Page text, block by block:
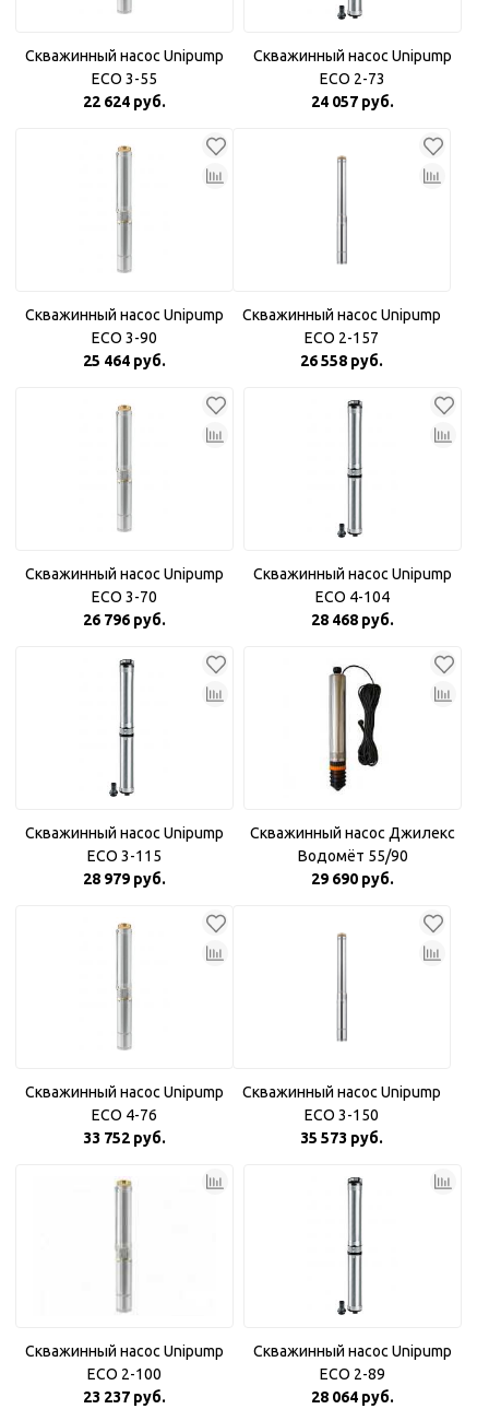
Скважинный насос Unipump
ECO 3-55
22 624 руб.
Скважинный насос Unipump
ECO 2-73
24 057 руб.
Скважинный насос Unipump
ECO 3-90
25 464 руб.
Скважинный насос Unipump
ECO 2-157
26 558 руб.
Скважинный насос Unipump
ECO 3-70
26 796 руб.
Скважинный насос Unipump
ECO 4-104
28 468 руб.
Скважинный насос Unipump
ECO 3-115
28 979 руб.
Скважинный насос Джилекс
Водомёт 55/90
29 690 руб.
Скважинный насос Unipump
ECO 4-76
33 752 руб.
Скважинный насос Unipump
ECO 3-150
35 573 руб.
Скважинный насос Unipump
ECO 2-100
23 237 руб.
Скважинный насос Unipump
ECO 2-89
28 064 руб.